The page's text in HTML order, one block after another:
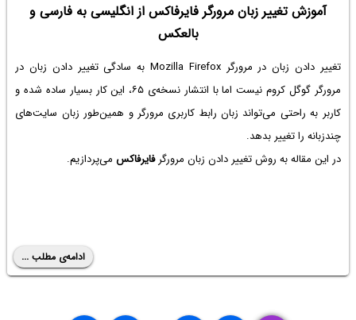
آموزش تغییر زبان مرورگر فایرفاکس از انگلیسی به فارسی و
بالعکس
تغییر دادن زبان در مرورگر Mozilla Firefox‌ به سادگی تغییر دادن زبان در
مرورگر گوگل کروم نیست اما با انتشار نسخه‌ی ۶۵، این کار بسیار ساده شده و
کاربر به راحتی می‌تواند زبان رابط کاربری مرورگر و همین‌طور زبان سایت‌های
چندزبانه را تغییر بدهد.
در این مقاله به روش تغییر دادن زبان مرورگرفایرفاکس می‌پردازیم.
ادامه‌ی مطلب ...